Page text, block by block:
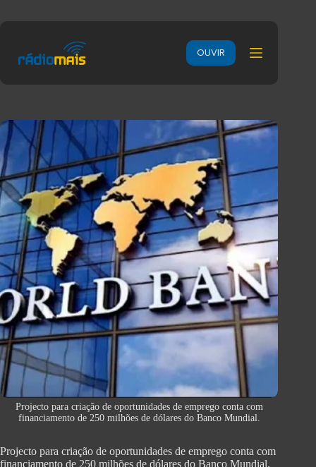
OUVIR
Projecto para criação de oportunidades de emprego conta com
financiamento de 250 milhões de dólares do Banco Mundial.
Projecto para criação de oportunidades de emprego conta com
financiamento de 250 milhões de dólares do Banco Mundial.